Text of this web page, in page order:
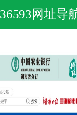
36593网址导